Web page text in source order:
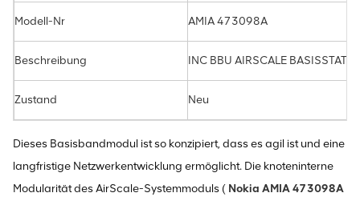
Modell-Nr AMIA 473098A
Beschreibung INC BBU AIRSCALE
Zustand Neu
Dieses Basisbandmodul ist so konzipiert, dass es agil ist und eine
langfristige Netzwerkentwicklung ermöglicht. Die knoteninterne
Modularität des AirScale-Systemmoduls ( Nokia AMIA 473098A